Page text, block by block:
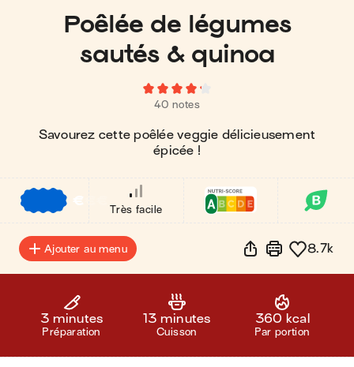
Poêlée de légumes
sautés & quinoa
40 notes
Savourez cette poêlée veggie délicieusement
épicée !
€
Très facile
Ajouter au menu 8.7k
3 minutes
Préparation
13 minutes
Cuisson
360 kcal
Par portion